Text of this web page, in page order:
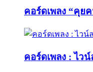
คอร์ดเพลง “คุย
คอร์ดเพลง : ไว